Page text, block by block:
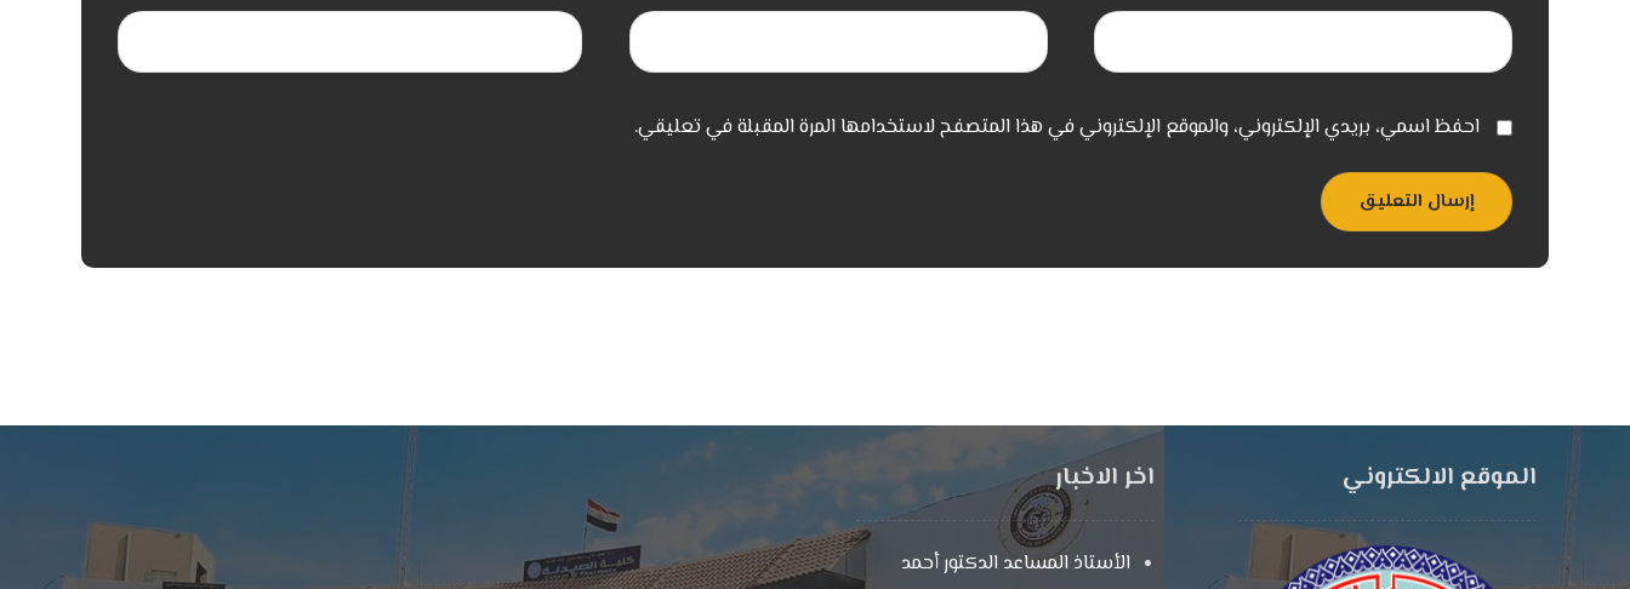
احفظ اسمي، بريدي الإلكتروني، والموقع الإلكتروني في هذا المتصفح لاستخدامها المرة المقبلة في تعليقي.
إرسال التعليق
الموقع الالكتروني اخر الاخبار
الأستاذ المساعد الدكتور أحمد